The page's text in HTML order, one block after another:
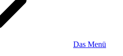
Das Menü